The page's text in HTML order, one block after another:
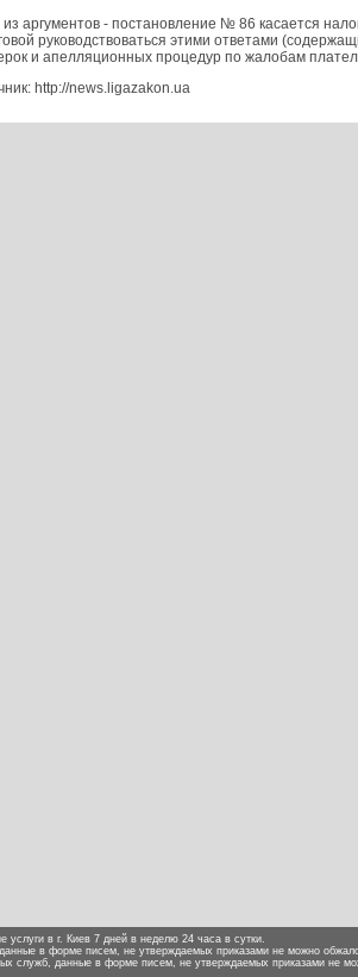
аргументов - постановление № 86 касается
руководствоваться этими ответами
и апелляционных процедур по жалобам
http://news.ligazakon.ua
услуги в г. Киев 7 дней в неделю 24 часа в сутки.
в форме писем, не утверждаемых приказами не можно
служб, данные в форме писем, не утверждаемых приказами не